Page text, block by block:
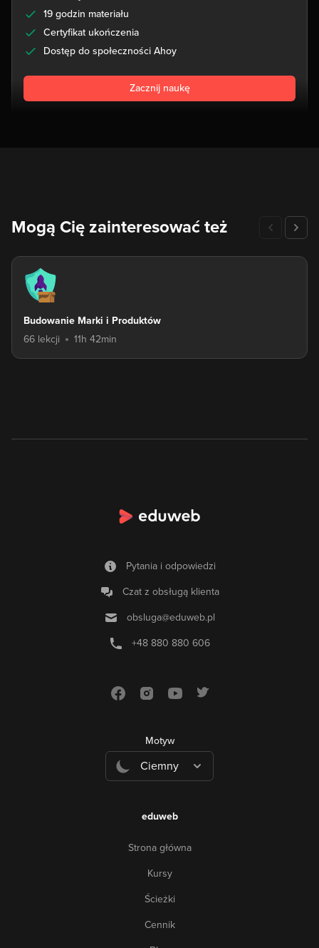
19 godzin materiału
Certyfikat ukończenia
Dostęp do społeczności Ahoy
Zacznij naukę
Mogą Cię zainteresować też
Budowanie Marki i Produktów
66 lekcji
11h 42min
Pytania i odpowiedzi
Czat z obsługą klienta
obsluga@eduweb.pl
+48 880 880 606
Motyw
Ciemny
eduweb
Strona główna
Kursy
Ścieżki
Cennik